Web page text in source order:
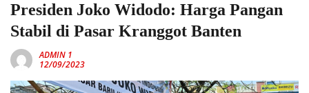
Presiden Joko Widodo: Harga Pangan
Stabil di Pasar Kranggot Banten
ADMIN 1
12/09/2023